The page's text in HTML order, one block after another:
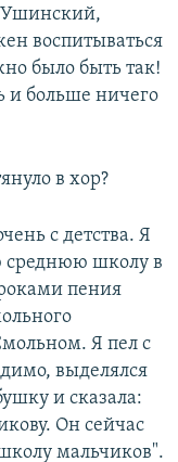
Ушинский,
воспитываться
было быть так!
и больше ничего
в хор?
с детства. Я
среднюю школу в
пения
Я пел с
выделялся
и сказала:
Он сейчас
мальчиков".